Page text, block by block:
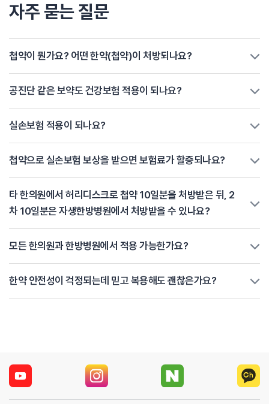
자주 묻는 질문
첩약이 뭔가요? 어떤 한약(첩약)이 처방되나요?
공진단 같은 보약도 건강보험 적용이 되나요?
실손보험 적용이 되나요?
첩약으로 실손보험 보상을 받으면 보험료가 할증되나요?
타 한의원에서 허리디스크로 첩약 10일분을 처방받은 뒤, 2
차 10일분은 자생한방병원에서 처방받을 수 있나요?
모든 한의원과 한방병원에서 적용 가능한가요?
한약 안전성이 걱정되는데 믿고 복용해도 괜찮은가요?